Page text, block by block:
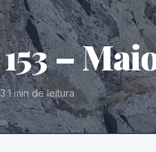
–
·1 min de leitura